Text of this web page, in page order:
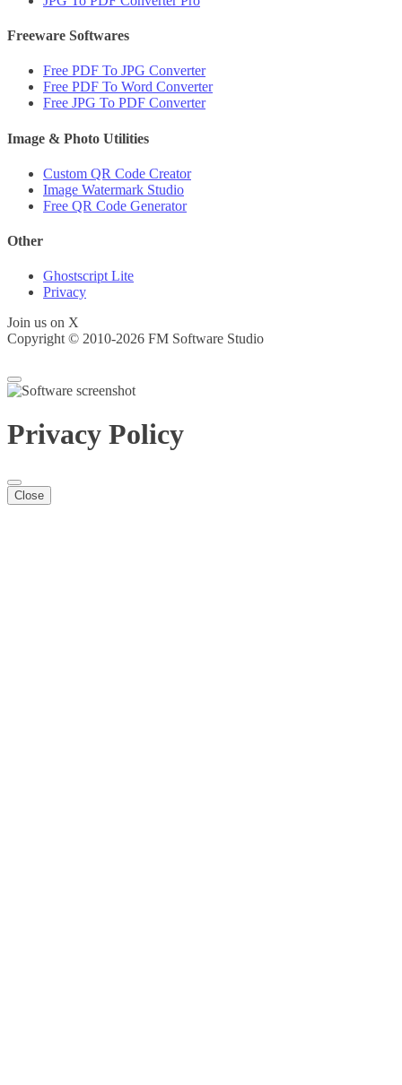
Freeware Softwares
Free PDF To JPG Converter
Free PDF To Word Converter
Free JPG To PDF Converter
Image & Photo Utilities
Custom QR Code Creator
Image Watermark Studio
Free QR Code Generator
Other
Ghostscript Lite
Privacy
Join us on X
Copyright © 2010-2026 FM Software Studio
Privacy Policy
Close